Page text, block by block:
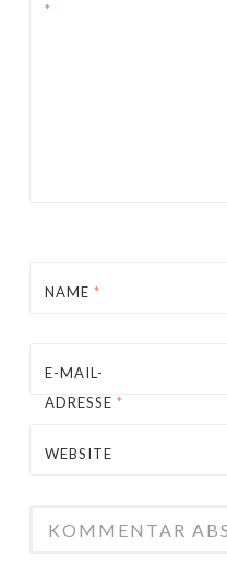
*
NAME *
E-MAIL-
ADRESSE *
WEBSITE